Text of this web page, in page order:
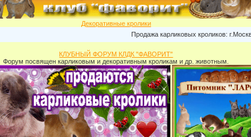
Декоративные кролики
Продажа карликовых кроликов:
КЛУБНЫЙ ФОРУМ КЛДК "ФАВОРИТ"
Форум посвящен карликовым и декоративным кроликам и др. животным.